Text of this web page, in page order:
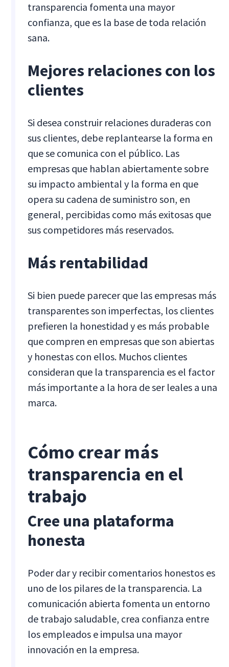
transparencia fomenta una mayor
confianza, que es la base de toda relación
sana.
Mejores relaciones con los
clientes
Si desea construir relaciones duraderas con
sus clientes, debe replantearse la forma en
que se comunica con el público. Las
empresas que hablan abiertamente sobre
su impacto ambiental y la forma en que
opera su cadena de suministro son, en
general, percibidas como más exitosas que
sus competidores más reservados.
Más rentabilidad
Si bien puede parecer que las empresas más
transparentes son imperfectas, los clientes
prefieren la honestidad y es más probable
que compren en empresas que son abiertas
y honestas con ellos. Muchos clientes
consideran que la transparencia es el factor
más importante a la hora de ser leales a una
marca.
Cómo crear más
transparencia en el
trabajo
Cree una plataforma
honesta
Poder dar y recibir comentarios honestos es
uno de los pilares de la transparencia. La
comunicación abierta fomenta un entorno
de trabajo saludable, crea confianza entre
los empleados e impulsa una mayor
innovación en la empresa.